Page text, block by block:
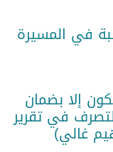
في المسيرة
إلا بضمان
في تقرير
غالي)